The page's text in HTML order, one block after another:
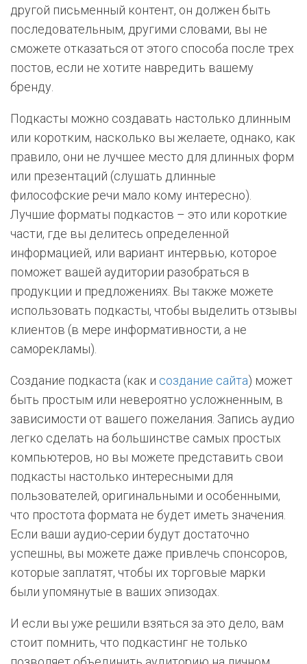
другой письменный контент, он должен быть
последовательным, другими словами, вы не
сможете отказаться от этого способа после трех
постов, если не хотите навредить вашему
бренду.
Подкасты можно создавать настолько длинным
или коротким, насколько вы желаете, однако, как
правило, они не лучшее место для длинных форм
или презентаций (слушать длинные
философские речи мало кому интересно).
Лучшие форматы подкастов – это или короткие
части, где вы делитесь определенной
информацией, или вариант интервью, которое
поможет вашей аудитории разобраться в
продукции и предложениях. Вы также можете
использовать подкасты, чтобы выделить отзывы
клиентов (в мере информативности, а не
саморекламы).
Создание подкаста (как и создание сайта) может
быть простым или невероятно усложненным, в
зависимости от вашего пожелания. Запись аудио
легко сделать на большинстве самых простых
компьютеров, но вы можете представить свои
подкасты настолько интересными для
пользователей, оригинальными и особенными,
что простота формата не будет иметь значения.
Если ваши аудио-серии будут достаточно
успешны, вы можете даже привлечь спонсоров,
которые заплатят, чтобы их торговые марки
были упомянутые в ваших эпизодах.
И если вы уже решили взяться за это дело, вам
стоит помнить, что подкастинг не только